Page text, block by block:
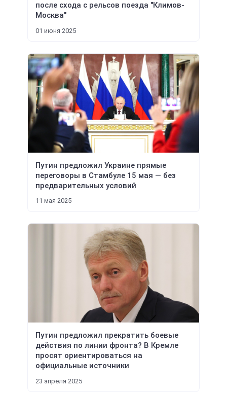
после схода с рельсов поезда "Климов-
Москва"
01 июня 2025
Путин предложил Украине прямые
переговоры в Стамбуле 15 мая — без
предварительных условий
11 мая 2025
Путин предложил прекратить боевые
действия по линии фронта? В Кремле
просят ориентироваться на
официальные источники
23 апреля 2025